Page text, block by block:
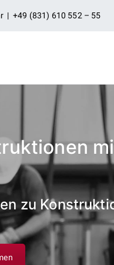
| +49 (831) 610 552 – 55
zu